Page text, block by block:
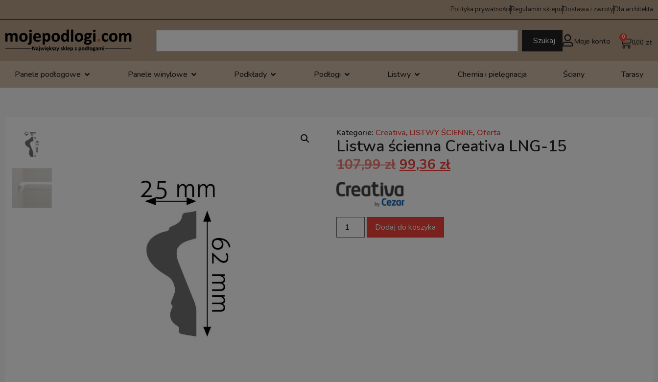
Polityka prywatnościRegulamin sklepuDostawa i zwrotyDla architekta
Szukaj Moje konto 0,00 zł
0
Panele podłogowe Panele winylowe Podkłady Podłogi Listwy Chemia i pielęgnacja Ściany Tarasy
Kategorie: Creativa, LISTWY ŚCIENNE, Oferta
Listwa ścienna Creativa LNG-15
107,99zł 99,36 zł
Dodaj do koszyka